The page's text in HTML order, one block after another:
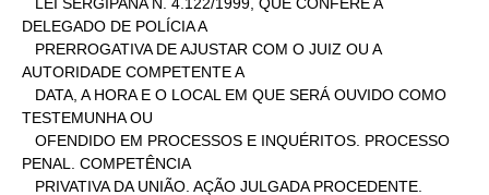
DELEGADO DE POLÍCIA A
AUTORIDADE COMPETENTE A
TESTEMUNHA OU
PENAL. COMPETÊNCIA